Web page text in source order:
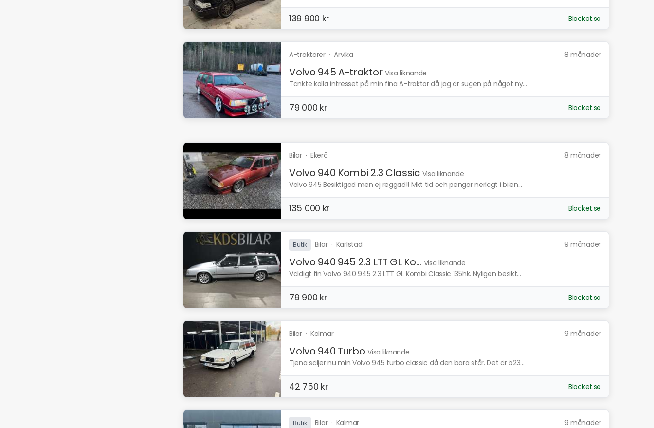
139 900 kr Blocket.se
A-traktorer·Arvika 8 månader
Volvo 945 A-traktor Visa liknande
Tänkte kolla intresset på min fina A-traktor då jag är sugen på något ny...
79 000 kr Blocket.se
Bilar· Ekerö 8 månader
Volvo 940 Kombi 2.3 Classic Visa liknande
Volvo 945 Besiktigad men ej reggad!! Mkt tid och pengar nerlagt i bilen...
135 000 kr Blocket.se
Butik Bilar· Karlstad 9 månader
Volvo 940 945 2.3 LTT GL Ko... Visa liknande
Väldigt fin Volvo 940 945 2.3 LTT GL Kombi Classic 135hk. Nyligen besikt...
79 900 kr Blocket.se
Bilar· Kalmar 9 månader
Volvo 940 Turbo Visa liknande
Tjena säljer nu min Volvo 945 turbo classic då den bara står. Det är b23...
42 750 kr Blocket.se
Butik Bilar· Kalmar 9 månader